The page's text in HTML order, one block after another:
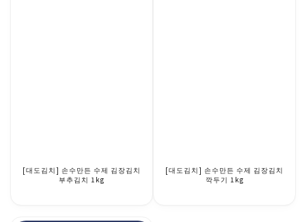
[대도김치] 손수만든 수제 김장김치
부추김치 1kg
[대도김치] 손수만든 수제 김장김치
깍두기 1kg